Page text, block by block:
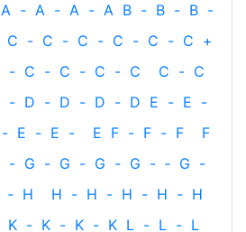
A - A - A - A B - B - B -
C - C - C - C - C - C +
- C - C - C - C C - C
- D - D - D - D E - E -
- E - E - E F - F - F
F
- G - G - G - G - ‐ G -
‐ H H - H - H - H - H
K - K - K - K L - L - L